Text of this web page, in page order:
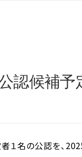
認候補予
名の公認を、